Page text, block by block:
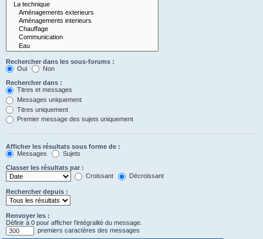
Rechercher dans les sous-forums :
Oui
Non
Rechercher dans :
Titres et messages
Messages uniquement
Titres uniquement
Premier message des sujets uniquement
Afficher les résultats sous forme de :
Messages
Sujets
Classer les résultats par :
Croissant
Décroissant
Rechercher depuis :
Renvoyer les :
Définir à 0 pour afficher l’intégralité du message.
premiers caractères des messages